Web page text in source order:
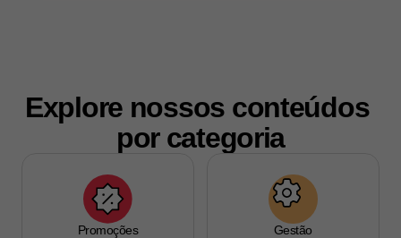
Explore nossos conteúdos
por categoria
Promoções Gestão